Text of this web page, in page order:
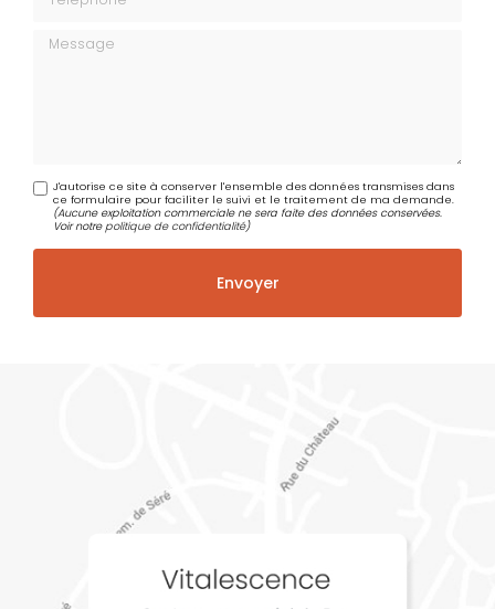
Message
J'autorise ce site à conserver l'ensemble des données transmises dans
ce formulaire pour faciliter le suivi et le traitement de ma demande.
(Aucune exploitation commerciale ne sera faite des données conservées.
Voir notrepolitique de confidentialité)